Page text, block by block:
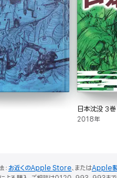
日本沈没 3巻
2018年
： お近くのApple Store、またはApple製